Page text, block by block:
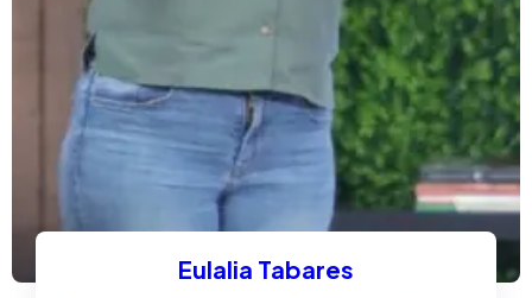
Eulalia Tabares